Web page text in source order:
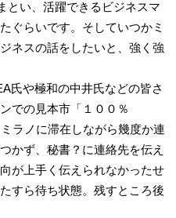
とい、活躍できるビジネスマ
ぐらいです。そしていつかミ
ネスの話をしたいと、強く強
氏や極和の中井氏などの皆さ
での見本市「１００％
ラノに滞在しながら幾度か連
かず、秘書？に連絡先を伝え
が上手く伝えられなかったせ
すら待ち状態。残すところ後